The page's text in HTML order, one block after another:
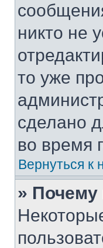
никто не
то уже
сделано
во время
Вернуться к
»